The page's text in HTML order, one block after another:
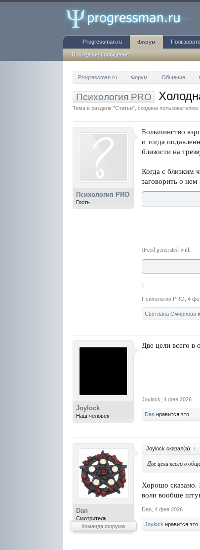
Progressman.ru Форум Общение
Психология PRO
Тема в разделе "Статьи", создана пользователем
Психология PRO
Гость
Большинство
и тогда
близости на
Когда с близким
заговорить о
(Feed generated with
)
Психология PRO 4
Светлана Смирнова
Joylock
Наш человек
Две цели всего в
Joylock 4 фев 2026
Dan нравится это.
Dan
Смотритель
Команда форума
Joylock сказал(а): ↑
Две цели всего в
Хорошо сказано.
воли вообще
Dan 4 фев 2026
Joylock нравится это.
Progressman.ru Форум
Последние сообщения